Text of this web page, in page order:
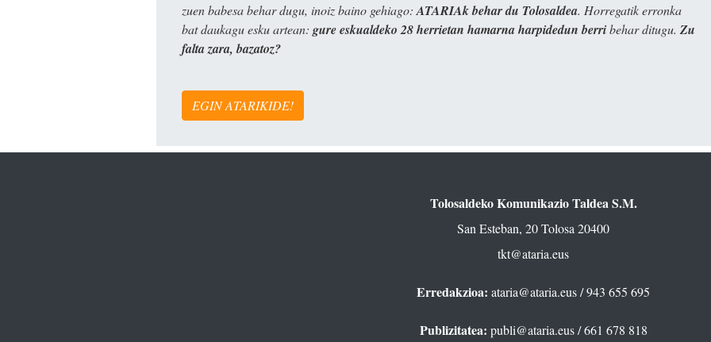
zuen babesa behar dugu, inoiz baino gehiago: ATARIAk behar du Tolosaldea. Horregatik erronka
bat daukagu esku artean: gure eskualdeko 28 herrietan hamarna harpidedun berribehar ditugu. Zu
falta zara, bazatoz?
EGIN ATARIKIDE!
Tolosaldeko Komunikazio Taldea S.M.
San Esteban, 20 Tolosa 20400
tkt@ataria.eus
Erredakzioa: ataria@ataria.eus/ 943 655 695
Publizitatea: publi@ataria.eus/ 661 678 818